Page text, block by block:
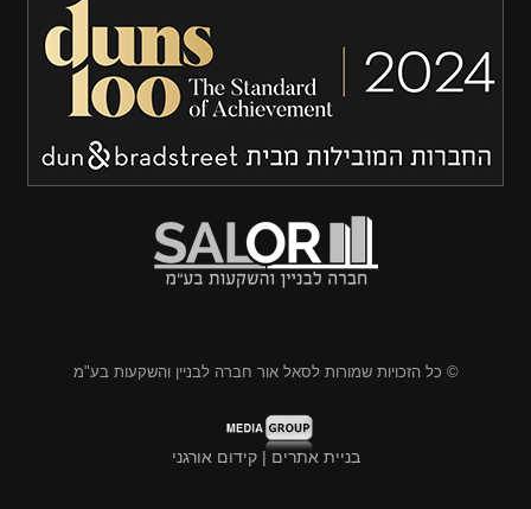
© כל הזכויות שמורות לסאל אור חברה לבניין והשקעות בע"מ
בניית אתרים | קידום אורגני